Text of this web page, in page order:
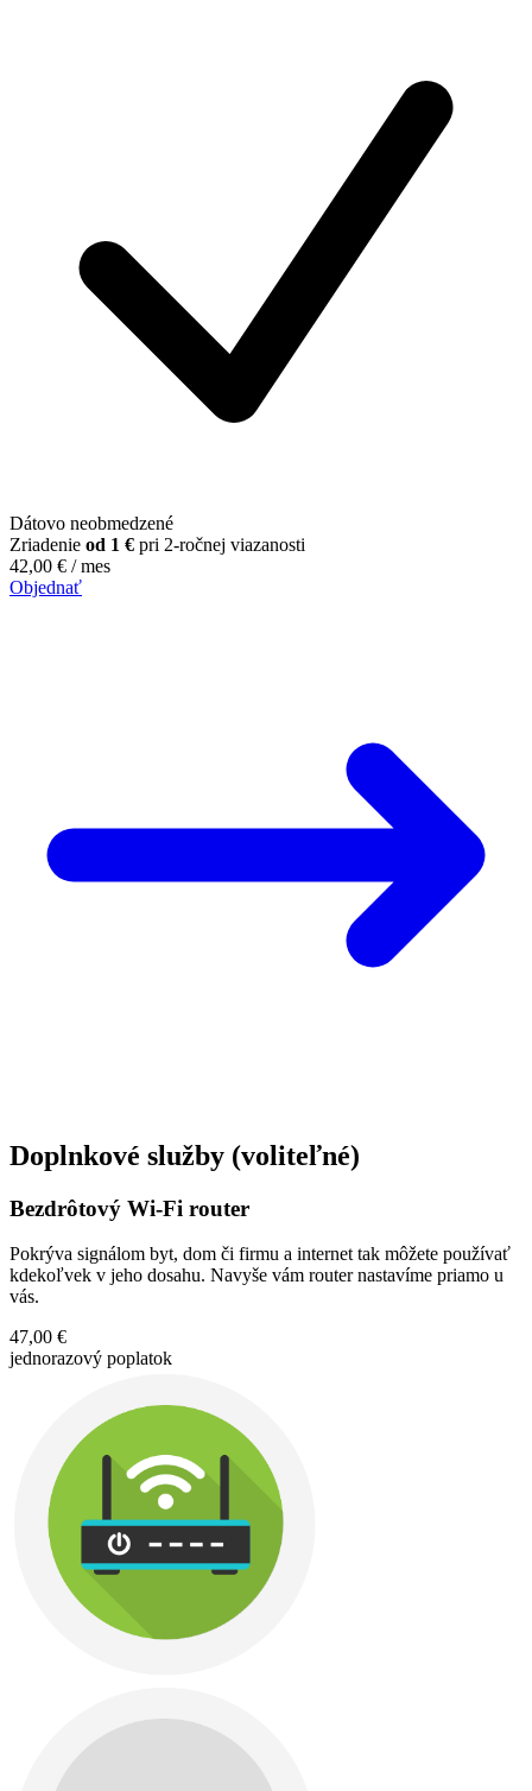
Dátovo neobmedzené
Zriadenie od 1 € pri 2-ročnej viazanosti
42,00 € / mes
Objednať
Doplnkové služby (voliteľné)
Bezdrôtový Wi-Fi router
Pokrýva signálom byt, dom či firmu a internet tak môžete používať
kdekoľvek v jeho dosahu. Navyše vám router nastavíme priamo u
vás.
47,00 €
jednorazový poplatok